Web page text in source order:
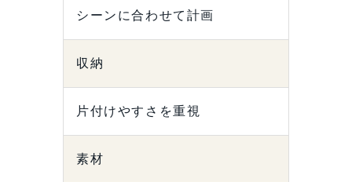
シーンに合わせて計画
収納
片付けやすさを重視
素材